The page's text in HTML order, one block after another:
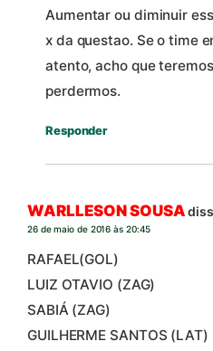
Aumentar ou diminuir
x da questao. Se o time
atento, acho que
perdermos.
Responder
WARLLESON SOUSA
26 de maio de 2016 às 20:45
RAFAEL(GOL)
LUIZ OTAVIO (ZAG)
SABIÁ (ZAG)
GUILHERME SANTOS (LAT)